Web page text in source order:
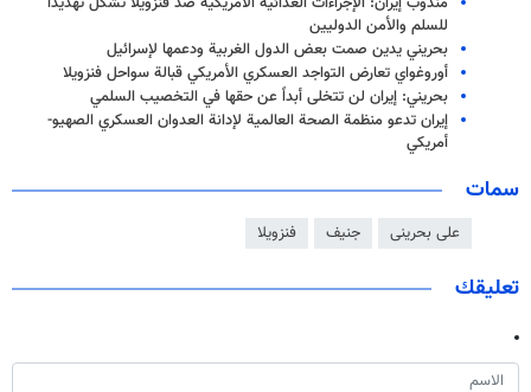
للسلم والأمن الدوليين
بحريني یدين صمت بعض الدول الغربية ودعمها لإسرائيل
أوروغواي تعارض التواجد العسكري الأمريكي قبالة سواحل فنزويلا
بحريني: إيران لن تتخلى أبداً عن حقها في التخصيب السلمي
إيران تدعو منظمة الصحة العالمية لإدانة العدوان العسكري الصهيو-
أمريكي
سمات
علی بحرینی جنيف فنزويلا
تعليقك